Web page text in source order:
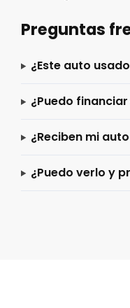
Preguntas
¿Este auto
¿Puedo
¿Reciben mi
¿Puedo verlo y